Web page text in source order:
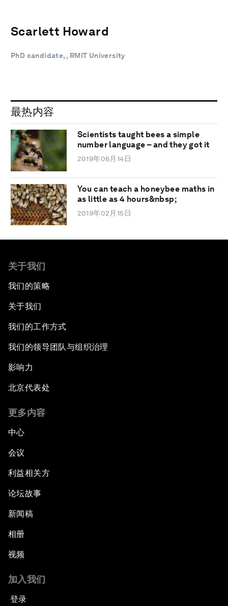
Scarlett Howard
PhD candidate, , RMIT University
最热内容
Scientists taught bees a simple
number language – and they got it
2019年06月14日
You can teach a honeybee maths in
as little as 4 hours&nbsp;
2019年02月15日
关于我们
我们的策略
关于我们
我们的工作方式
我们的领导团队与组织治理
影响力
北京代表处
更多内容
中心
会议
利益相关方
论坛故事
新闻稿
相册
视频
加入我们
登录